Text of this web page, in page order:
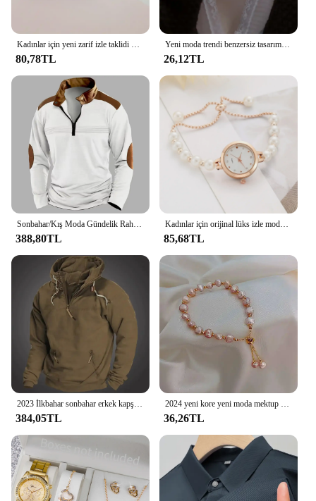
Kadınlar için yeni zarif izle taklidi kakma yonca bayan saatler Oval moda kuvars kol saati bilezik saatler reloj mujer
80,78TL
Yeni moda trendi benzersiz tasarım zarif narin kalsedon lale kolye kolye kadınlar yüksek takı parti hediyeler toptan
26,12TL
Sonbahar/Kış Moda Gündelik Rahat Düz Renk Fermuar Göğüs Pilili Şerit Patchwork Rahat Uzun Kollu POLO GÖMLEK
388,80TL
Kadınlar için orijinal lüks izle moda tasarım inci bilezik kayışı saatler bayanlar zarif kol saatleri hediyeler relojes para damas
85,68TL
2023 İlkbahar sonbahar erkek kapşonlu katı Vintage kazak gençlik spor gevşek Hoodie eşofman gündelik spor giyim moda erkek ceket
384,05TL
2024 yeni kore yeni moda mektup D yıldız basit Vintage kolye bilezik kadın paslanmaz çelik bilezik lüks orijinal takı
36,26TL